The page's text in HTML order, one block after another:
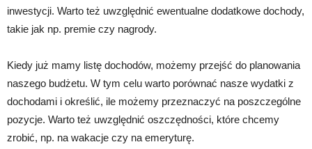
inwestycji. Warto też uwzględnić ewentualne dodatkowe dochody,
takie jak np. premie czy nagrody.
Kiedy już mamy listę dochodów, możemy przejść do planowania
naszego budżetu. W tym celu warto porównać nasze wydatki z
dochodami i określić, ile możemy przeznaczyć na poszczególne
pozycje. Warto też uwzględnić oszczędności, które chcemy
zrobić, np. na wakacje czy na emeryturę.